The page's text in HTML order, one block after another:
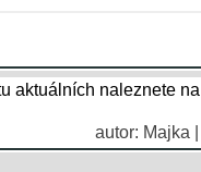
aktuálních naleznete
autor: Majka